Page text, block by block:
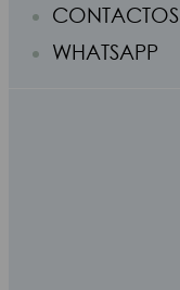
CONTACTOS
WHATSAPP